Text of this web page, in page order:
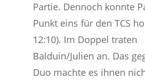
Partie. Dennoch konnte
Punkt eins für den TCS
12:10). Im Doppel traten
Balduin/Julien an. Das
Duo machte es ihnen